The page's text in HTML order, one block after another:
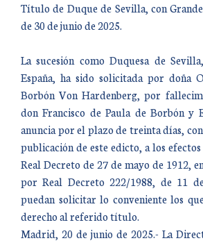
Título de Duque de Sevilla, con
de 30 de junio de 2025.
La sucesión como Duquesa de
España, ha sido solicitada por doña
Borbón Von Hardenberg, por
don Francisco de Paula de Borbón y
anuncia por el plazo de treinta días,
publicación de este edicto, a los
Real Decreto de 27 de mayo de 1912,
por Real Decreto 222/1988, de 11
puedan solicitar lo conveniente los
derecho al referido título.
Madrid, 20 de junio de 2025.- La